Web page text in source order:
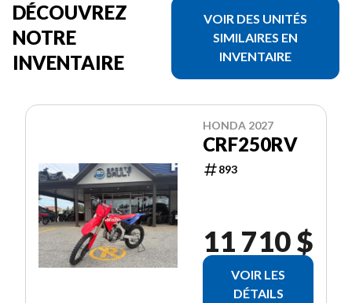
DÉCOUVREZ
NOTRE
INVENTAIRE
VOIR DES UNITÉS
SIMILAIRES EN
INVENTAIRE
HONDA 2027
CRF250RV
893
11 710 $
VOIR LES
DÉTAILS